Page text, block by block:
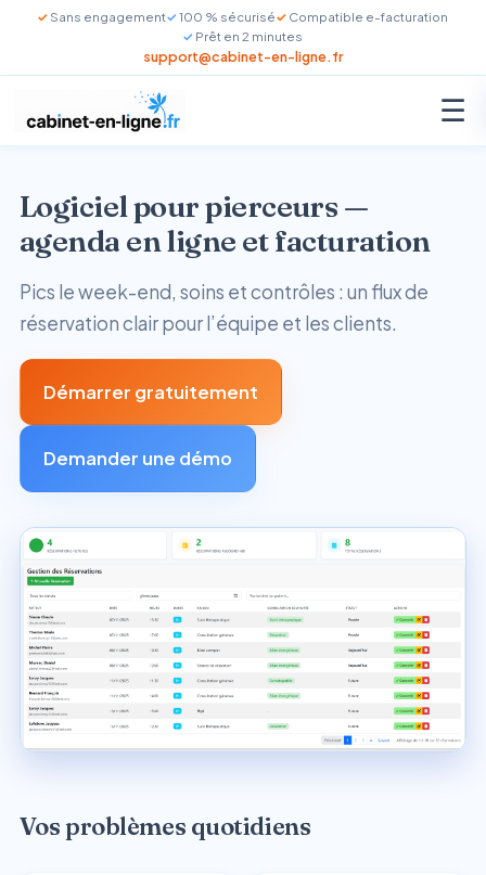
Sans engagement 100 % sécurisé
Compatible e-facturation
Prêt en 2 minutes
support@cabinet-en-ligne.fr
☰
Logiciel pour pierceurs —
agenda en ligne et facturation
Pics le week-end, soins et contrôles : un flux de
réservation clair pour l’équipe et les clients.
Démarrer gratuitement
Demander une démo
Vos problèmes quotidiens